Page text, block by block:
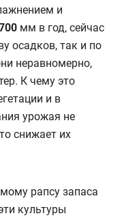
и
мм в год, сейчас
осадков, так и по
неравномерно,
К чему это
и в
урожая не
снижает их
рапсу запаса
культуры